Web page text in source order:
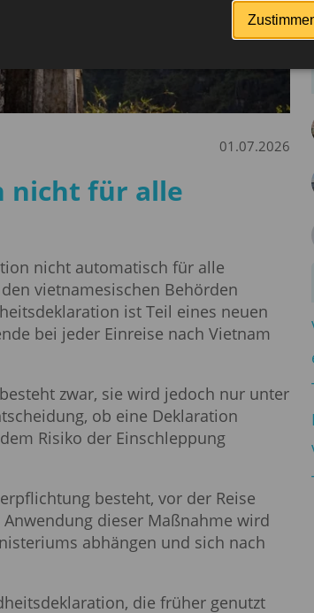
01.07.2026
nicht für alle
nicht automatisch für alle
vietnamesischen Behörden
ist Teil eines neuen
bei jeder Einreise nach Vietnam
zwar, sie wird jedoch nur unter
ob eine Deklaration
Risiko der Einschleppung
besteht, vor der Reise
dieser Maßnahme wird
abhängen und sich nach
die früher genutzt